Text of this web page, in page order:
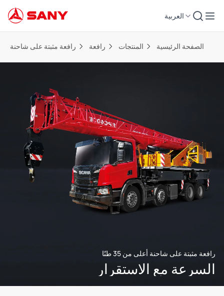
العربية
الصفحة الرئيسية المنتجات رافعة رافعة مثبتة على شاحنة
رافعة مثبتة على شاحنة أعلى من 35 طنًا
السرعة مع الاستقرار